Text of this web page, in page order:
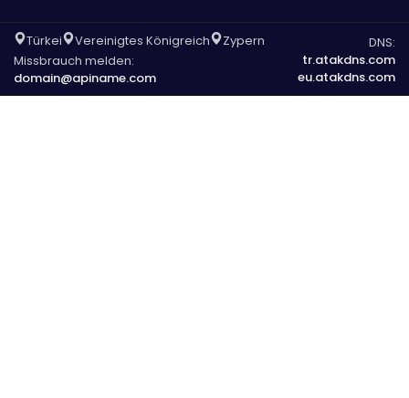
Türkei Vereinigtes Königreich
Zypern
Missbrauch melden:
domain@apiname.com
DNS:
tr.atakdns.com
eu.atakdns.com